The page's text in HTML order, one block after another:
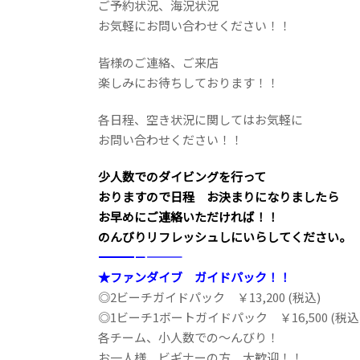
ご予約状況、海況状況
お気軽にお問い合わせください！！
皆様のご連絡、ご来店
楽しみにお待ちしております！！
各日程、空き状況に関してはお気軽に
お問い合わせください！！
少人数でのダイビングを行って
おりますので日程 お決まりになりましたら
お早めにご連絡いただければ！！
のんびりリフレッシュしにいらしてください。
――――――――――――――――――――－－―――
★ファンダイブ ガイドパック！！
◎2ビーチガイドパック ￥13,200 (税込)
◎1ビーチ1ボートガイドパック ￥16,500 (税
各チーム、小人数での～んびり！